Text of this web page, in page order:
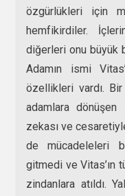
özgürlükleri için
hemfikirdiler.
diğerleri onu büyük
Adamın ismi
özellikleri vardı. Bir
adamlara
zekası ve
de mücadeleleri
gitmedi ve Vitas’ın
zindanlara atıldı.